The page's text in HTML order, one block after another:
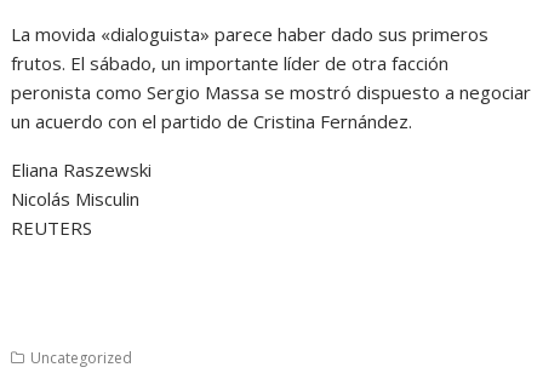
La movida «dialoguista» parece haber dado sus primeros
frutos. El sábado, un importante líder de otra facción
peronista como Sergio Massa se mostró dispuesto a negociar
un acuerdo con el partido de Cristina Fernández.
Eliana Raszewski
Nicolás Misculin
REUTERS
Uncategorized